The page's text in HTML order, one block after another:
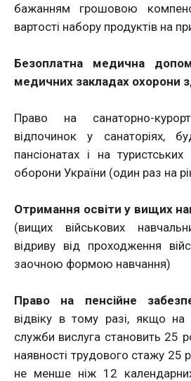
бажанням грошовою
вартості набору продуктів на
Безоплатна медична
медичних закладах охорони
Право на санаторно-
відпочинок у санаторіях,
пансіонатах і на туристських
оборони України (один раз на
Отримання освіти у вищих
(вищих військових
відриву від проходження
заочною формою навчання)
Право на пенсійне
відвіку в тому разі, якщо на
служби вислуга становить 25
наявності трудового стажу 25
не менше ніж 12